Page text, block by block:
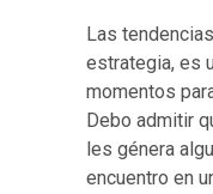
Las
estrategia, es
momentos
Debo admitir
les génera
encuentro en